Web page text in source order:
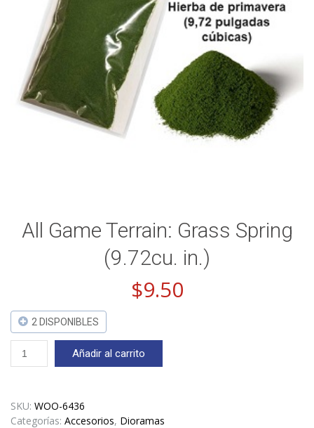
All Game Terrain: Grass Spring
(9.72cu. in.)
$9.50
2 DISPONIBLES
Game
Spring
(9.72cu.
Añadir al carrito
SKU: WOO-6436
Categorías: Accesorios, Dioramas